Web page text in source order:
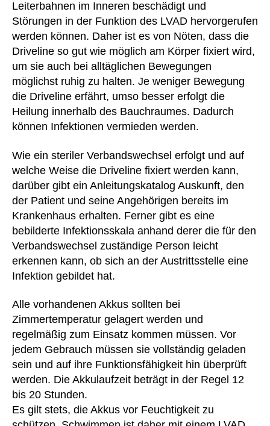
Leiterbahnen im Inneren beschädigt und
Störungen in der Funktion des LVAD hervorgerufen
werden können. Daher ist es von Nöten, dass die
Driveline so gut wie möglich am Körper fixiert wird,
um sie auch bei alltäglichen Bewegungen
möglichst ruhig zu halten. Je weniger Bewegung
die Driveline erfährt, umso besser erfolgt die
Heilung innerhalb des Bauchraumes. Dadurch
können Infektionen vermieden werden.
Wie ein steriler Verbandswechsel erfolgt und auf
welche Weise die Driveline fixiert werden kann,
darüber gibt ein Anleitungskatalog Auskunft, den
der Patient und seine Angehörigen bereits im
Krankenhaus erhalten. Ferner gibt es eine
bebilderte Infektionsskala anhand derer die für den
Verbandswechsel zuständige Person leicht
erkennen kann, ob sich an der Austrittsstelle eine
Infektion gebildet hat.
Alle vorhandenen Akkus sollten bei
Zimmertemperatur gelagert werden und
regelmäßig zum Einsatz kommen müssen. Vor
jedem Gebrauch müssen sie vollständig geladen
sein und auf ihre Funktionsfähigkeit hin überprüft
werden. Die Akkulaufzeit beträgt in der Regel 12
bis 20 Stunden.
Es gilt stets, die Akkus vor Feuchtigkeit zu